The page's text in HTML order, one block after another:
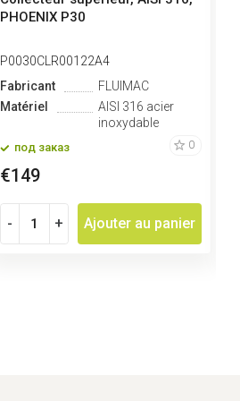
PHOENIX P30
P0030CLR00122A4
Fabricant
FLUIMAC
Matériel
AISI 316 acier
inoxydable
под заказ 0
€149
- + Ajouter au panier